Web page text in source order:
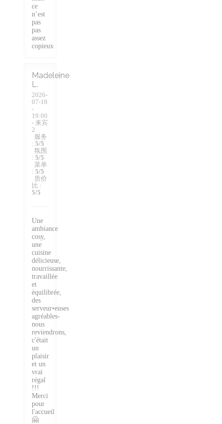
ce
n’est
pas
pas
assez
copieux
Madeleine
L
2026-
07-18
-
19:00
- 来宾
2
服务
: 5/5
氛围
: 5/5
菜单
: 5/5
质价
比 :
5/5
Une
ambiance
cosy,
une
cuisine
délicieuse,
nourrissante,
travaillée
et
équilibrée,
des
serveur•euses
agréables-
nous
reviendrons,
c'était
un
plaisir
et un
vrai
régal
!!!
Merci
pour
l'accueil
🤗